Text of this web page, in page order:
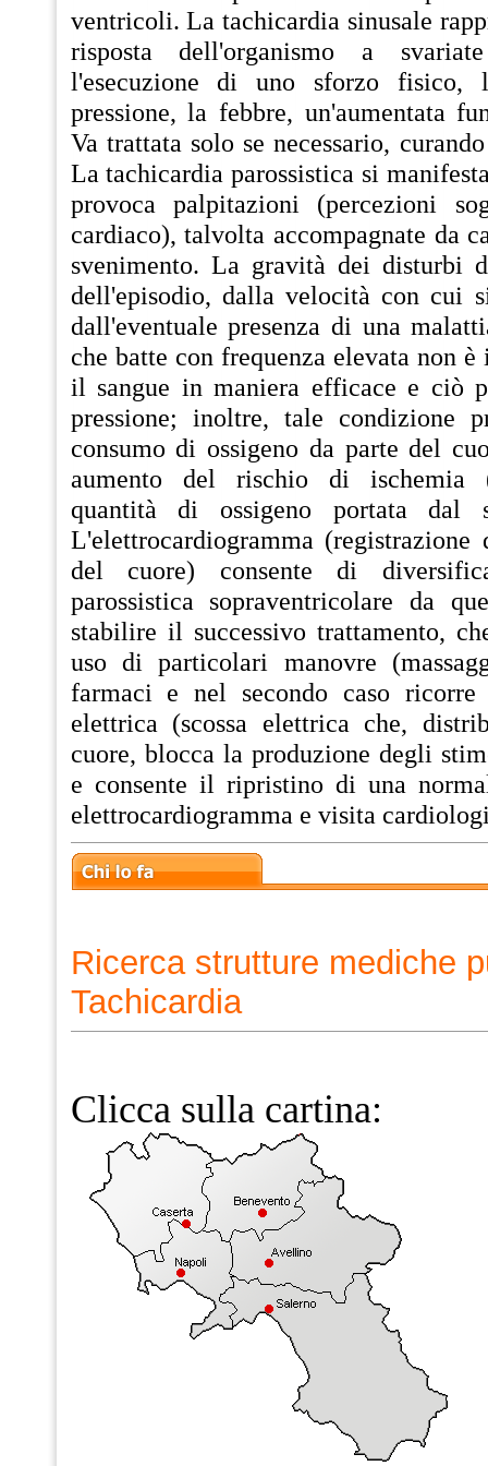
ventricoli. La tachicardia sinusale
risposta dell'organismo a
l'esecuzione di uno sforzo fisico,
pressione, la febbre, un'aumentata
Va trattata solo se necessario,
La tachicardia parossistica si
provoca palpitazioni (percezioni
cardiaco), talvolta accompagnate da
svenimento. La gravità dei disturbi
dell'episodio, dalla velocità con cui
dall'eventuale presenza di una
che batte con frequenza elevata non
il sangue in maniera efficace e ciò
pressione; inoltre, tale condizione
consumo di ossigeno da parte del
aumento del rischio di ischemia
quantità di ossigeno portata dal
L'elettrocardiogramma
del cuore) consente di
parossistica sopraventricolare da
stabilire il successivo trattamento,
uso di particolari manovre
farmaci e nel secondo caso ricorre
elettrica (scossa elettrica che,
cuore, blocca la produzione degli
e consente il ripristino di una
elettrocardiogramma e visita
Ricerca strutture mediche
Tachicardia
Clicca sulla cartina: